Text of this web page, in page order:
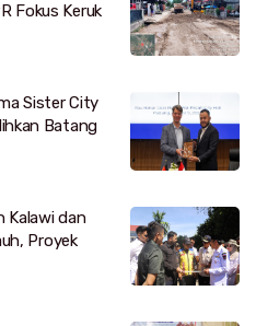
Fokus Keruk
Sister City
Batang
Kalawi dan
Proyek